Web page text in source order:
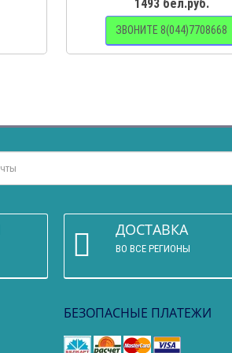
1493 бел.руб.
ЗВОНИТЕ 8(044)7708668
ДОСТАВКА
ВО ВСЕ РЕГИОНЫ
БЕЗОПАСНЫЕ ПЛАТЕЖИ